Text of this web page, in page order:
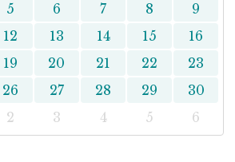
5 6 7 8
9
12 13 14 15
16
19 20 21 22
23
26 27 28 29
30
2 3 4 5 6